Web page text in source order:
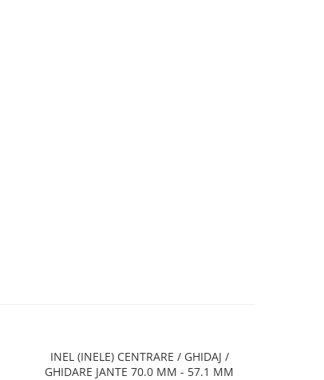
INEL (INELE) CENTRARE / GHIDAJ /
GHIDARE JANTE 70.0 MM - 57.1 MM